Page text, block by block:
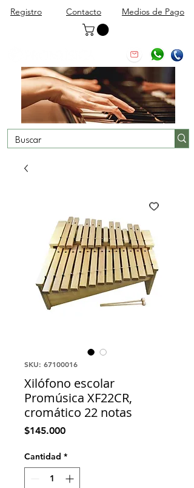
Registro Contacto Medios de Pago
SKU: 67100016
Xilófono escolar
Promúsica XF22CR,
cromático 22 notas
$145.000Precio
Cantidad *